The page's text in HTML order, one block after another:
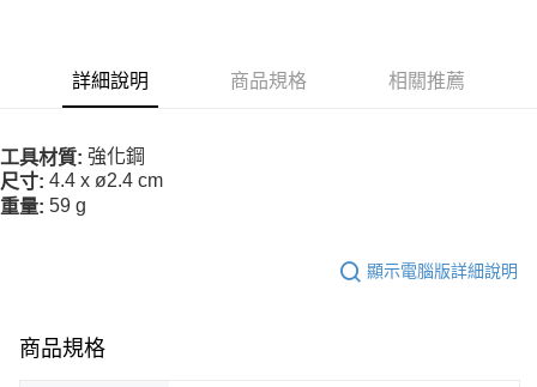
每筆NT$60，滿NT$10,000(含以上)免運費
每筆NT$60，滿NT$10,000(含以上)免運費
宅配
詳細說明 商品規格 相關推薦
工具材質: 強化鋼
尺寸: 4.4 x ø2.4 cm
重量: 59 g
顯示電腦版詳細說明
商品規格